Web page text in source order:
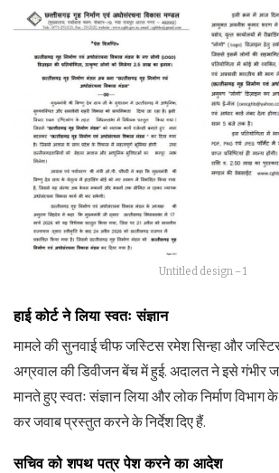
Untitled design – 1
हाई कोर्ट ने लिया स्वतः संज्ञान
मामले की सुनवाई चीफ जस्टिस रमेश सिन्हा और
अग्रवाल की डिवीजन बेंच में हुई. अदालत ने इसे गंभीर
मानते हुए स्वतः संज्ञान लिया और लोक निर्माण विभाग
कर जवाब प्रस्तुत करने के निर्देश दिए हैं.
सचिव को शपथ पत्र पेश करने का आदेश